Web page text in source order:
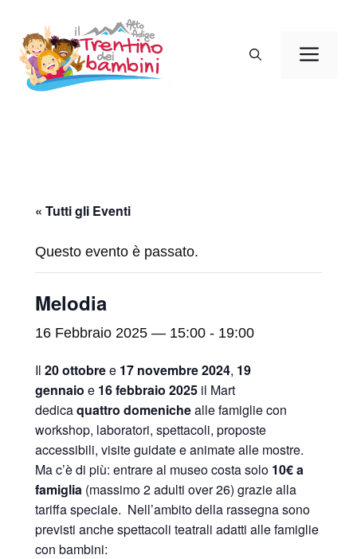
contenuto
« Tutti gli Eventi
Questo evento è passato.
Melodia
16 Febbraio 2025 — 15:00 - 19:00
Il 20 ottobree 17 novembre2024, 19
gennaio e 16 febbraio 2025 il Mart
dedicaquattro domenichealle famiglie con
workshop, laboratori, spettacoli, proposte
accessibili, visite guidate e animate alle mostre.
Ma c’è di più: entrare al museo costa solo 10€ a
famiglia (massimo 2 adulti over 26) grazie alla
tariffa speciale. Nell’ambito della rassegna sono
previsti anche spettacoli teatrali adatti alle famiglie
con bambini: